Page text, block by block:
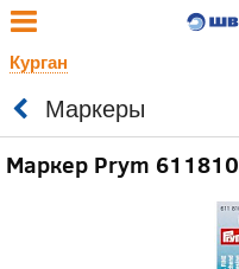
Курган
Маркеры
Маркер Prym 611810